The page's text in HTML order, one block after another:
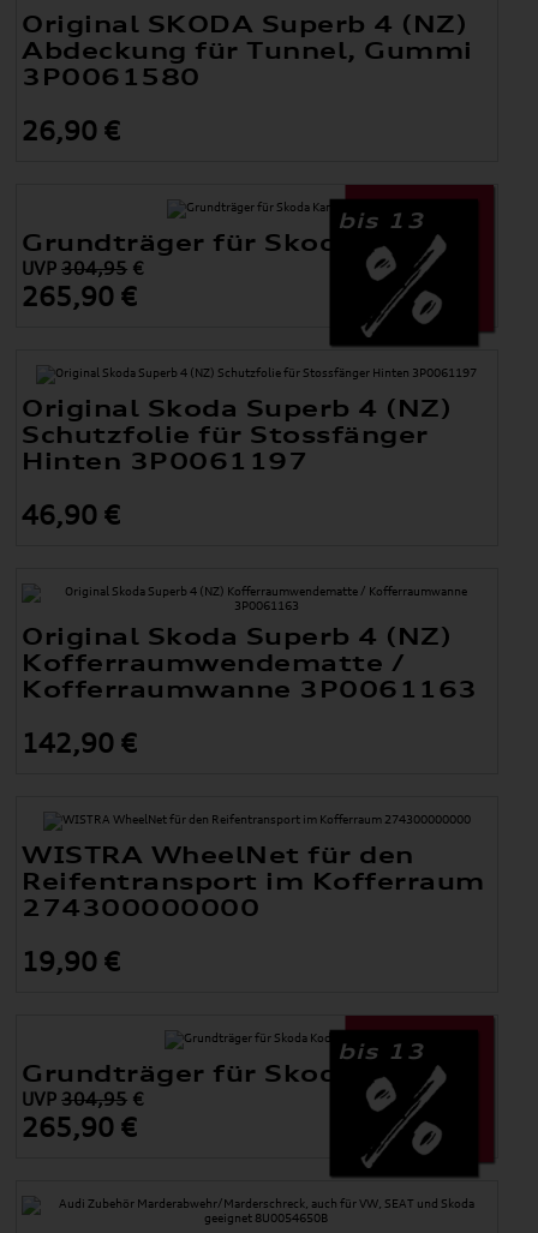
Original SKODA Superb 4 (NZ)
Abdeckung für Tunnel, Gummi
3P0061580
26,90 €
bis 13
Grundträger für Skoda Kamiq
UVP304,95 €
265,90 €
Original Skoda Superb 4 (NZ)
Schutzfolie für Stossfänger
Hinten 3P0061197
46,90 €
Original Skoda Superb 4 (NZ)
Kofferraumwendematte /
Kofferraumwanne 3P0061163
142,90 €
WISTRA WheelNet für den
Reifentransport im Kofferraum
274300000000
19,90 €
bis 13
Grundträger für Skoda Kodiaq
UVP304,95 €
265,90 €